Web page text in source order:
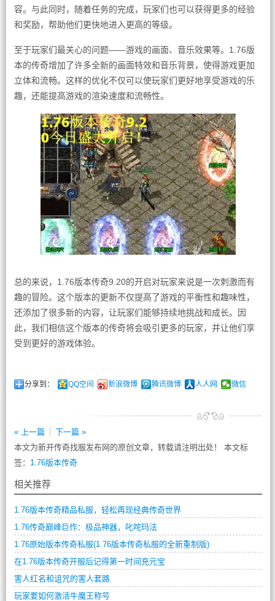
容。与此同时，随着任务的完成，玩家们也可以获得更多的经验
和奖励，帮助他们更快地进入更高的等级。
至于玩家们最关心的问题——游戏的画面、音乐效果等。1.76版
本的传奇增加了许多全新的画面特效和音乐背景，使得游戏更加
立体和流畅。这样的优化不仅可以使玩家们更好地享受游戏的乐
趣，还能提高游戏的渲染速度和流畅性。
总的来说，1.76版本传奇9.20的开启对玩家来说是一次刺激而有
趣的冒险。这个版本的更新不仅提高了游戏的平衡性和趣味性，
还添加了很多新的内容，让玩家们能够持续地挑战和成长。因
此，我们相信这个版本的传奇将会吸引更多的玩家，并让他们享
受到更好的游戏体验。
分享到： QQ空间 新浪微博 腾讯微博 人人网 微信
« 上一篇
下一篇 »
本文为新开传奇找服发布网的原创文章，转载请注明出处！ 本文标
签： 1.76版本传奇
相关推荐
1.76版本传奇精品私服，轻松再现经典传奇世界
1.76传奇巅峰巨作：极品神器，叱咤玛法
1.76原始版本传奇私服(1.76版本传奇私服的全新重制版)
在1.76版本传奇开服后记得第一时间充元宝
害人红名和诅咒的害人套路
玩家要如何激活牛魔王称号